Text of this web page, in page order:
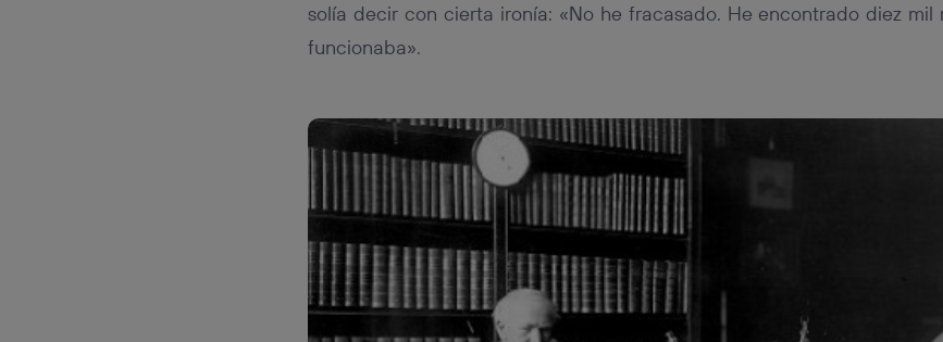
solía decir con cierta ironía: «No he fracasado. He encontrado diez mil
funcionaba».